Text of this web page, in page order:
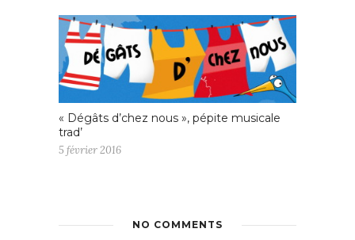
« Dégâts d’chez nous », pépite musicale
trad’
5 février 2016
NO COMMENTS